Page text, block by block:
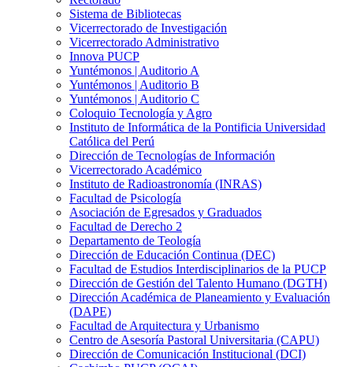
Sistema de Bibliotecas
Vicerrectorado de Investigación
Vicerrectorado Administrativo
Innova PUCP
Yuntémonos | Auditorio A
Yuntémonos | Auditorio B
Yuntémonos | Auditorio C
Coloquio Tecnología y Agro
Instituto de Informática de la Pontificia Universidad
Católica del Perú
Dirección de Tecnologías de Información
Vicerrectorado Académico
Instituto de Radioastronomía (INRAS)
Facultad de Psicología
Asociación de Egresados y Graduados
Facultad de Derecho 2
Departamento de Teología
Dirección de Educación Continua (DEC)
Facultad de Estudios Interdisciplinarios de la PUCP
Dirección de Gestión del Talento Humano (DGTH)
Dirección Académica de Planeamiento y Evaluación
(DAPE)
Facultad de Arquitectura y Urbanismo
Centro de Asesoría Pastoral Universitaria (CAPU)
Dirección de Comunicación Institucional (DCI)